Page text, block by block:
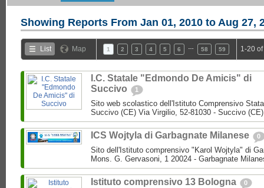
Showing Reports From Jan 01, 2010 to Aug 27,
List Map 1 2 3 4 5 6 58 59 1-20
I.C. Statale "Edmondo De Amicis" di
Succivo
1
Sito web scolastico dell'Istituto Comprensivo
Succivo (CE) Via Virgilio, 52-81030 - Succivo
ICS Wojtyla di Garbagnate Milanese 0
Sito dell'Istituto comprensivo "Karol Wojtyla" di
Mons. G. Gervasoni, 1 20024 - Garbagnate
Istituto comprensivo 13 Bologna 0